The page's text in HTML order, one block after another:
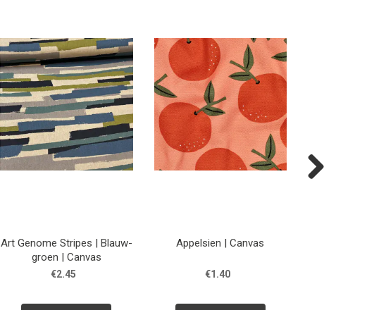
Art Genome Stripes | Blauw-
groen | Canvas
€2.45
Appelsien | Canvas
€1.40